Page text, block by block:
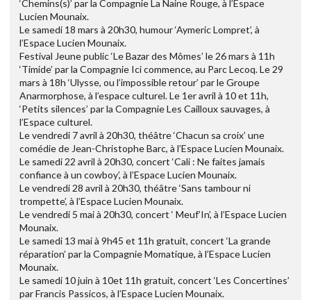
‘Chemins(s)’ par la Compagnie La Naine Rouge, à l’Espace
Lucien Mounaix.
Le samedi 18 mars à 20h30, humour ‘Aymeric Lompret’, à
l’Espace Lucien Mounaix.
Festival Jeune public ‘Le Bazar des Mômes’ le 26 mars à 11h
‘Timide’ par la Compagnie Ici commence, au Parc Lecoq. Le 29
mars à 18h ‘Ulysse, ou l’impossible retour’ par le Groupe
Anarmorphose, à l’espace culturel. Le 1er avril à 10 et 11h,
‘Petits silences’ par la Compagnie Les Cailloux sauvages, à
l’Espace culturel.
Le vendredi 7 avril à 20h30, théâtre ‘Chacun sa croix’ une
comédie de Jean-Christophe Barc, à l’Espace Lucien Mounaix.
Le samedi 22 avril à 20h30, concert ‘Cali : Ne faites jamais
confiance à un cowboy’, à l’Espace Lucien Mounaix.
Le vendredi 28 avril à 20h30, théâtre ‘Sans tambour ni
trompette’, à l’Espace Lucien Mounaix.
Le vendredi 5 mai à 20h30, concert ‘ Meuf’In’, à l’Espace Lucien
Mounaix.
Le samedi 13 mai à 9h45 et 11h gratuit, concert ‘La grande
réparation’ par la Compagnie Momatique, à l’Espace Lucien
Mounaix.
Le samedi 10 juin à 10et 11h gratuit, concert ‘Les Concertines’
par Francis Passicos, à l’Espace Lucien Mounaix.